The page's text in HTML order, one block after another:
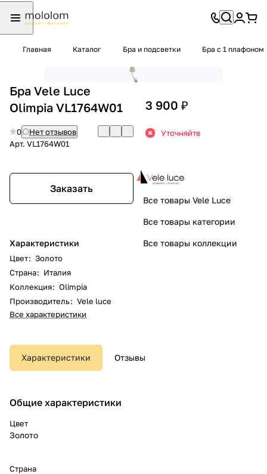
Главная Каталог Бра и подсветки Бра с 1 плафоном
Бра Vele Luce
Olimpia VL1764W01
0
Нет отзывов
Арт. VL1764W01
Заказать
Характеристики
Цвет: Золото
Страна: Италия
Коллекция: Olimpia
Производитель: Vele luce
Все характеристики
3 900 ₽
Уточняйте
Все товары Vele Luce
Все товары категории
Все товары коллекции
Характеристики Отзывы
Общие характеристики
Цвет
Золото
Страна